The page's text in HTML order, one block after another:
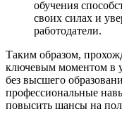
обучения
своих силах и
работодатели.
Таким образом,
ключевым моментом в
без высшего
профессиональные
повысить шансы на